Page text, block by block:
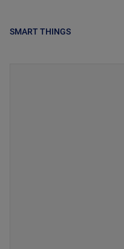
SMART THINGS